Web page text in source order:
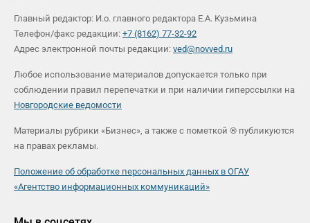
Главный редактор: И.о. главного редактора Е.А. Кузьмина
Телефон/факс редакции: +7 (8162) 77-32-92
Адрес электронной почты редакции: ved@novved.ru
Любое использование материалов допускается только при
соблюдении правил перепечатки и при наличии гиперссылки на
Новгородские ведомости
Материалы рубрики «Бизнес», а также с пометкой ® публикуются
на правах рекламы.
Положение об обработке персональных данных в ОГАУ
«Агентство информационных коммуникаций»